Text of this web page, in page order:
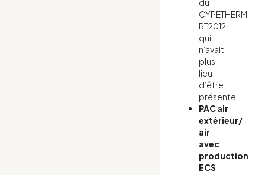
du
CYPETHERM
RT2012
qui
n’avait
plus
lieu
d’être
présente.
PAC air
extérieur/
air
avec
production
ECS